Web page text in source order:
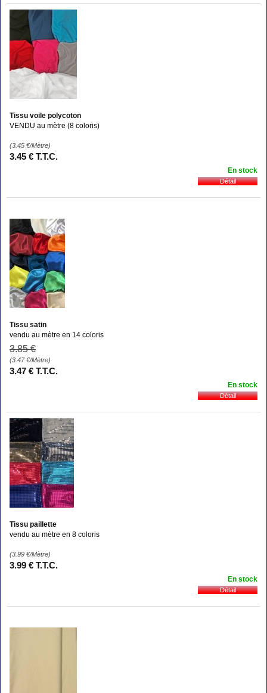
Tissu voile polycoton
VENDU au mètre (8 coloris)
(3.45 €/Mètre)
3.45 € T.T.C.
En stock
Tissu satin
vendu au mètre en 14 coloris
3.85 €
(3.47€/Mètre)
3.47 € T.T.C.
En stock
Tissu paillette
vendu au mètre en 8 coloris
(3.99 €/Mètre)
3.99 € T.T.C.
En stock